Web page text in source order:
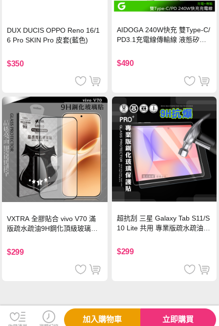
DUX DUCIS OPPO Reno 16/1
6 Pro SKIN Pro 皮套(藍色)
$350
AIDOGA 240W快充 雙Type-C/
PD3.1充電線傳輸線 液態矽膠
機/平板/筆電
$490
VXTRA 全膠貼合 vivo V70 滿
版疏水疏油9H鋼化頂級玻璃貼
$299
超抗刮 三星 Galaxy Tab S11/S
10 Lite 共用 專業版疏水疏油9
$299
加入購物車 立即購買